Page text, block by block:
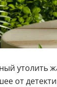
утолить
от